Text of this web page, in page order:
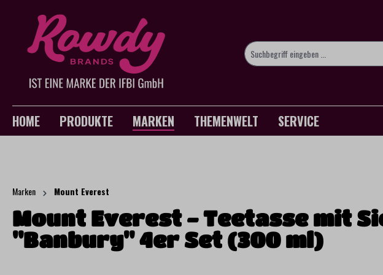
Zur Hauptnavigation springen
HOME PRODUKTE MARKEN THEMENWELT SERVICE
Marken Mount Everest
Mount Everest - Teetasse mit
"Banbury" 4er Set (300 ml)